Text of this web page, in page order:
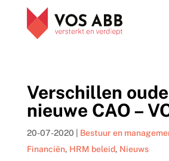
Verschillen
nieuwe CAO –
20-07-2020 Bestuur en
Financiën, HRM beleid, Nieuws